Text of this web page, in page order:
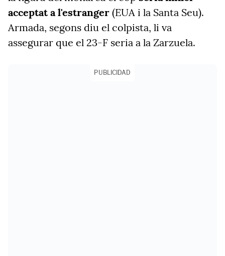
acceptat a l'estranger (EUA i la Santa Seu).
Armada, segons diu el colpista, li va
assegurar que el 23-F seria a la Zarzuela.
PUBLICIDAD